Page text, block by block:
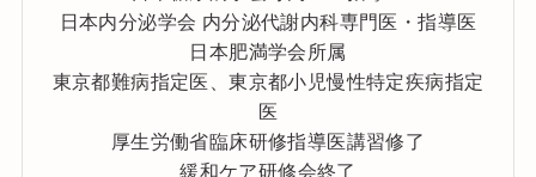
日本内分泌学会 内分泌代謝内科専門医・指導医
日本肥満学会所属
東京都難病指定医、東京都小児慢性特定疾病指定
医
厚生労働省臨床研修指導医講習修了
緩和ケア研修会終了